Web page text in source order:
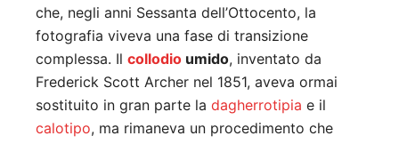
che, negli anni Sessanta dell’Ottocento, la
fotografia viveva una fase di transizione
complessa. Il collodio umido, inventato da
Frederick Scott Archer nel 1851, aveva ormai
sostituito in gran parte la dagherrotipia e il
calotipo, ma rimaneva un procedimento che